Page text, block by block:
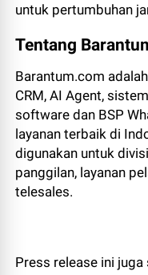
untuk pertumbuhan
Tentang
Barantum.com
CRM, AI Agent,
software dan BSP
layanan terbaik di
digunakan untuk
panggilan, layanan
telesales.
Press release ini